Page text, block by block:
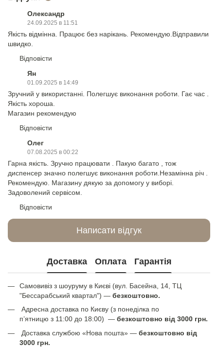
Олександр
24.09.2025 в 11:51
Якість відмінна. Працює без нарікань. Рекомендую.Відправили
швидко.
Відповісти
Ян
01.09.2025 в 14:49
Зручний у використанні. Полегшує виконання роботи. Гає час .
Якість хороша.
Магазин рекомендую
Відповісти
Олег
07.08.2025 в 00:22
Гарна якість. Зручно працювати . Пакую багато , тож
диспенсер значно полегшує виконання роботи.Незамінна річ .
Рекомендую. Магазину дякую за допомогу у виборі.
Задоволений сервісом.
Відповісти
Написати відгук
Доставка Оплата Гарантія
Самовивіз з шоуруму в Києві (вул. Басейна, 14, ТЦ
"Бессарабський квартал") — безкоштовно.
Адресна доставка по Києву (з понеділка по
п’ятницю з 11:00 до 18:00) — безкоштовно від 3000 грн.
Доставка службою «Нова пошта» — безкоштовно від
3000 грн.